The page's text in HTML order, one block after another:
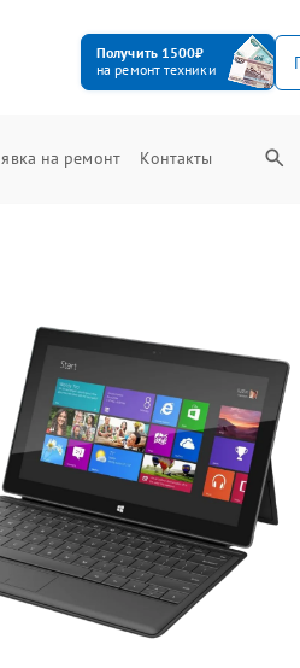
Получить 1500₽
на ремонт техники
на ремонт Контакты